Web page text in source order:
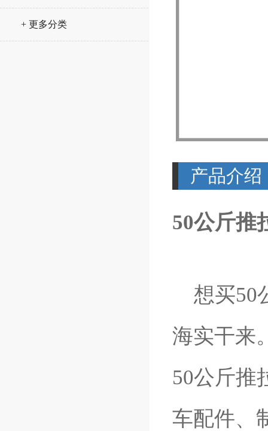
+ 更多分类
产品介绍
50公斤推
想买50
海实干来
50公斤推
车配件、